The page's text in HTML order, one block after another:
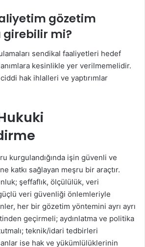
gözetim
girebilir mi?
sendikal faaliyetleri hedef
kesinlikle yer verilmemelidir.
hak ihlalleri ve yaptırımlar
kurgulandığında işin güvenli ve
katkı sağlayan meşru bir araçtır.
şeffaflık, ölçülülük, veri
veri güvenliği önlemleriyle
her bir gözetim yöntemini ayrı ayrı
geçirmeli; aydınlatma ve politika
teknik/idari tedbirleri
ise hak ve yükümlülüklerinin